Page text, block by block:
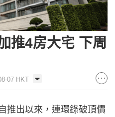
推4房大宅 下周
07 HKT
推出以來，連環錄破頂價